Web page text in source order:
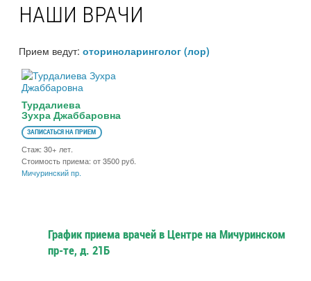
НАШИ ВРАЧИ
Прием ведут: оториноларинголог (лор)
Турдалиева
Зухра Джаббаровна
ЗАПИСАТЬСЯ НА ПРИЕМ
Стаж: 30+ лет.
Стоимость приема: от 3500 руб.
Мичуринский пр.
График приема врачей в Центре на Мичуринском
пр-те, д. 21Б